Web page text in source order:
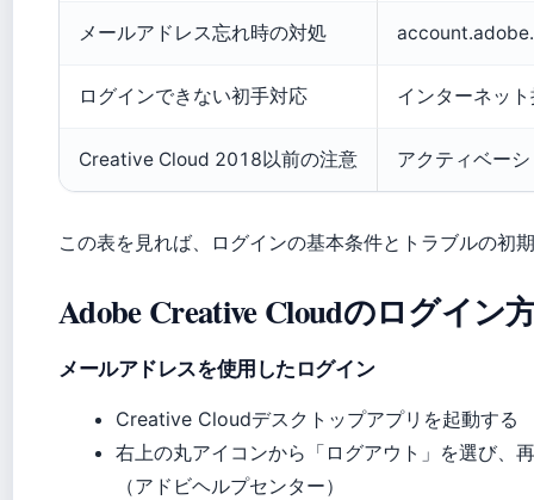
メールアドレス忘れ時の対処
ログインできない初手対応 インターネッ
Creative Cloud 2018以前の注意 アクティベー
この表を見れば、ログインの基本条件とトラブルの初
Adobe Creative Cloudのログイン
メールアドレスを使用したログイン
Creative Cloudデスクトップアプリを起動する
右上の丸アイコンから「ログアウト」を選び、
（アドビヘルプセンター）